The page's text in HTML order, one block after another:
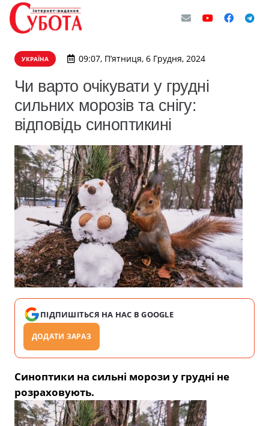
УКРАЇНА 09:07, П’ятниця, 6 Грудня, 2024
Чи варто очікувати у грудні
сильних морозів та снігу:
відповідь синоптикині
ПІДПИШІТЬСЯ НА НАС В GOOGLE
ДОДАТИ ЗАРАЗ
Синоптики на сильні морози у грудні не
розраховують.